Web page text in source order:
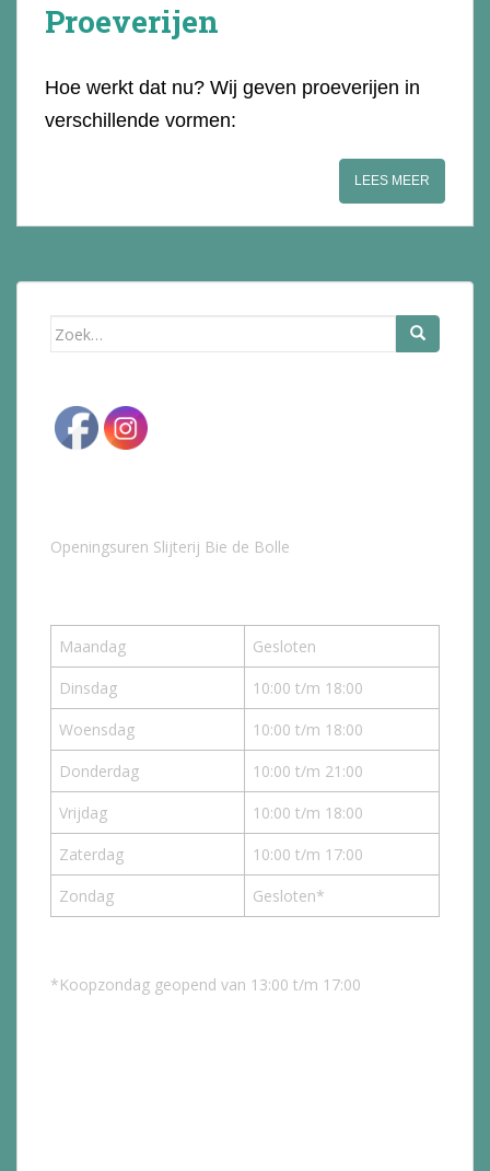
Proeverijen
Hoe werkt dat nu? Wij geven proeverijen in
verschillende vormen:
LEES MEER
Zoek
Openingsuren Slijterij Bie de Bolle
Maandag
Gesloten
Dinsdag
10:00 t/m 18:00
Woensdag
10:00 t/m 18:00
Donderdag
10:00 t/m 21:00
Vrijdag
10:00 t/m 18:00
Zaterdag
10:00 t/m 17:00
Zondag
Gesloten*
*Koopzondag geopend van 13:00 t/m 17:00